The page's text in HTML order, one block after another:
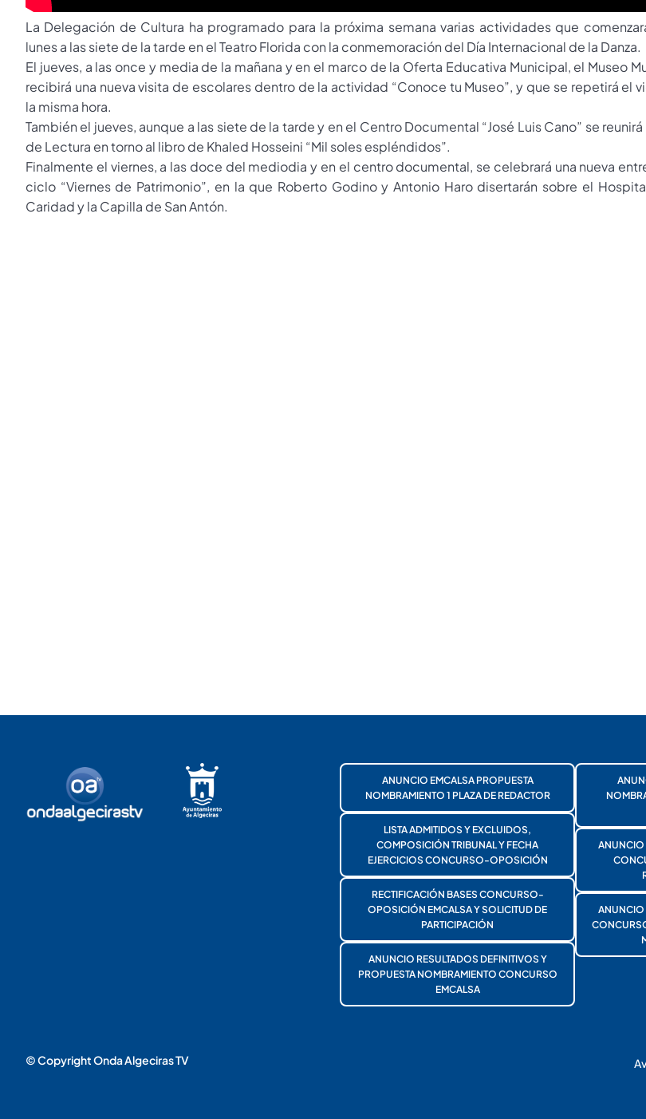
La Delegación de Cultura ha programado para la próxima semana varias actividades que
lunes a las siete de la tarde en el Teatro Florida con la conmemoración del Día Internacional de la Danza.
El jueves, a las once y media de la mañana y en el marco de la Oferta Educativa Municipal, el Museo
recibirá una nueva visita de escolares dentro de la actividad “Conoce tu Museo”, y que se repetirá el
la misma hora.
También el jueves, aunque a las siete de la tarde y en el Centro Documental “José Luis Cano” se
de Lectura en torno al libro de Khaled Hosseini “Mil soles espléndidos”.
Finalmente el viernes, a las doce del mediodia y en el centro documental, se celebrará una nueva
ciclo “Viernes de Patrimonio”, en la que Roberto Godino y Antonio Haro disertarán sobre el
Caridad y la Capilla de San Antón.
ANUNCIO EMCALSA PROPUESTA
NOMBRAMIENTO 1 PLAZA DE REDACTOR
LISTA ADMITIDOS Y EXCLUIDOS,
COMPOSICIÓN TRIBUNAL Y FECHA
EJERCICIOS CONCURSO-OPOSICIÓN
RECTIFICACIÓN BASES CONCURSO-
OPOSICIÓN EMCALSA Y SOLICITUD DE
PARTICIPACIÓN
ANUNCIO RESULTADOS DEFINITIVOS Y
PROPUESTA NOMBRAMIENTO CONCURSO
EMCALSA
ANUNCIO
ANUNCIO
© Copyright Onda Algeciras TV